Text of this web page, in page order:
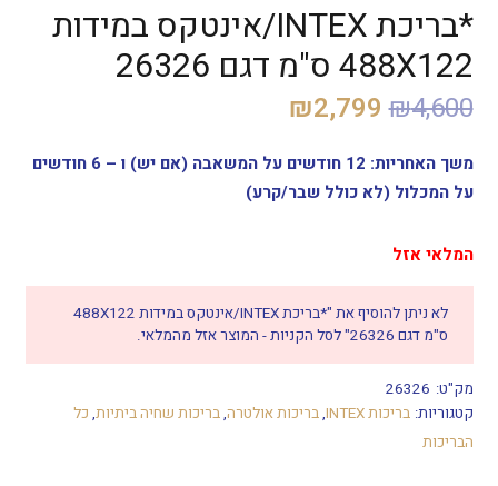
*בריכת INTEX/אינטקס במידות
488X122 ס"מ דגם 26326
₪4,600 המחיר
היה:
₪4,600.
₪2,799
הוא:
₪2,799.
משך האחריות: 12 חודשים על המשאבה (אם יש) ו – 6 חודשים
על המכלול (לא כולל שבר/קרע)
המלאי אזל
לא ניתן להוסיף את "*בריכת INTEX/אינטקס במידות 488X122
ס"מ דגם 26326" לסל הקניות - המוצר אזל מהמלאי.
מק"ט: 26326
קטגוריות: בריכות INTEX ,בריכות אולטרה,בריכות שחיה ביתיות, כל
הבריכות